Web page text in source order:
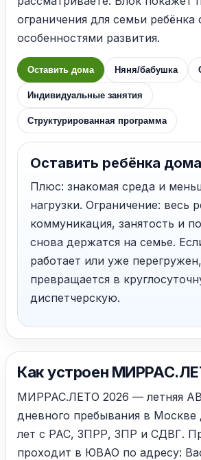
ограничения для семьи ребёнка
особенностями развития.
Оставить дома Няня/бабушка
Индивидуальные занятия
Структурированная программа
Оставить ребёнка дома
Плюс: знакомая среда и
нагрузки. Ограничение: весь
коммуникация, занятость и
снова держатся на семье.
работает или уже
превращается в
диспетчерскую.
Как устроен
МИРРАС.ЛЕТО 2026 — летняя
дневного пребывания в Москве
лет с РАС, ЗПРР, ЗПР и СДВГ.
проходит в ЮВАО по адресу: